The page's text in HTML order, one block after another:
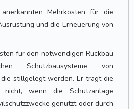
Mehrkosten für die
und die Erneuerung von
für den notwendigen Rückbau
Schutzbausysteme von
stillgelegt werden. Er trägt die
nicht, wenn die Schutzanlage
genutzt oder durch